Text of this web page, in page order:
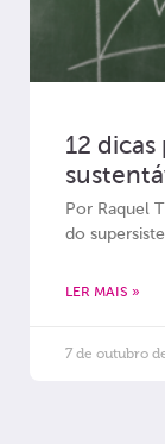
12
Por Raquel
do
LER MAIS »
7 de outubro